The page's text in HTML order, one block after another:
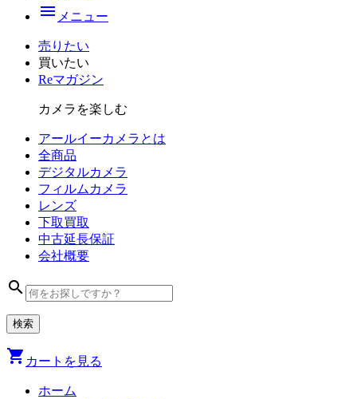
menu メニュー
売りたい
買いたい
Reマガジン
カメラを楽しむ
アールイーカメラとは
全商品
デジタルカメラ
フィルム カメラ
レンズ
下取買取
中古延長保証
会社概要
search
shopping_cart カートを見る
ホーム